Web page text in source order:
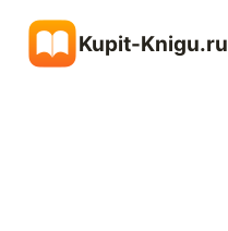
содержимому
Kupit-Knigu.ru